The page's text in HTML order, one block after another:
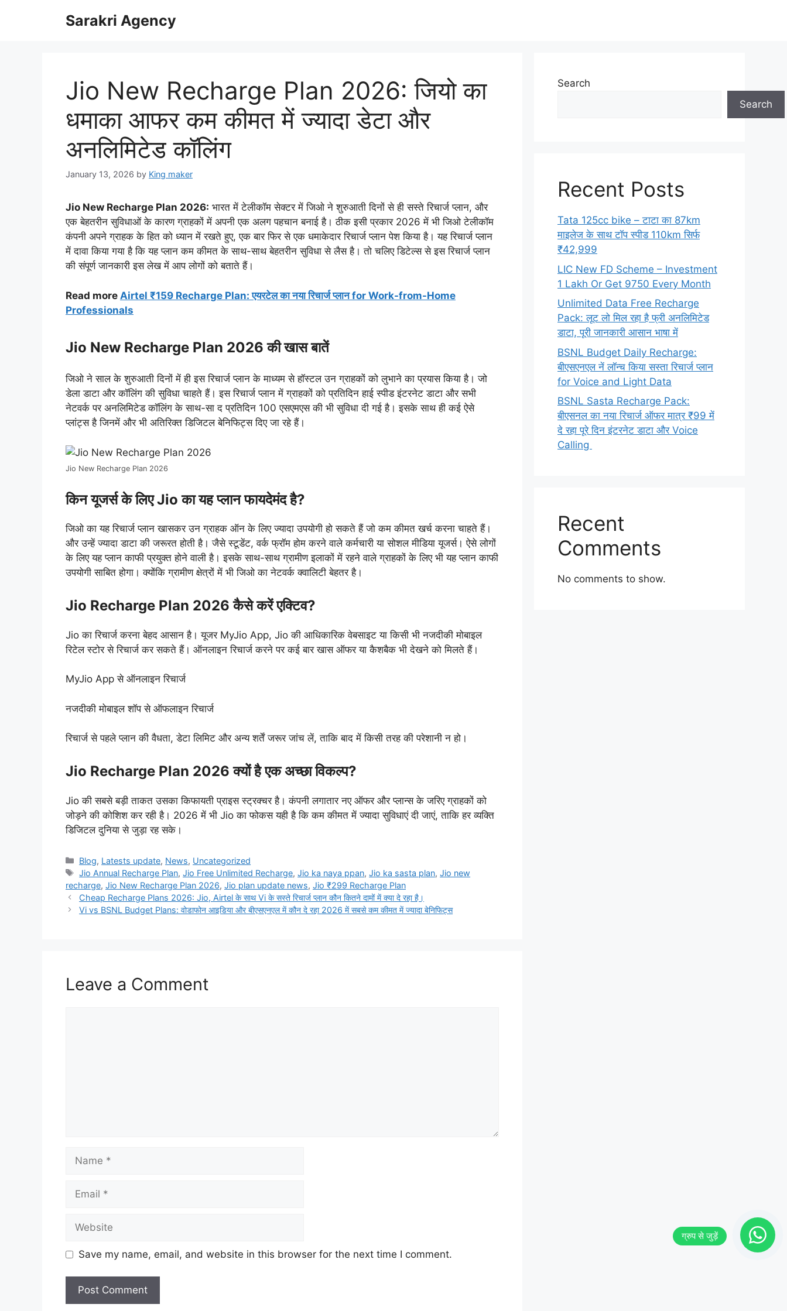
Sarakri Agency
Jio New Recharge Plan 2026: जियो का
धमाका आफर कम कीमत में ज्यादा डेटा और
अनलिमिटेड कॉलिंग
January 13, 2026 by King maker
Jio New Recharge Plan 2026: भारत में टेलीकॉम सेक्टर में जिओ ने शुरुआती दिनों से ही सस्ते रिचार्ज प्लान, और
एक बेहतरीन सुविधाओं के कारण ग्राहकों में अपनी एक अलग पहचान बनाई है। ठीक इसी प्रकार 2026 में भी जिओ टेलीकॉम
कंपनी अपने ग्राहक के हित को ध्यान में रखते हुए, एक बार फिर से एक धमाकेदार रिचार्ज प्लान पेश किया है। यह रिचार्ज प्लान
में दावा किया गया है कि यह प्लान कम कीमत के साथ-साथ बेहतरीन सुविधा से लैस है। तो चलिए डिटेल्स से इस रिचार्ज प्लान
की संपूर्ण जानकारी इस लेख में आप लोगों को बताते हैं।
Read more Airtel ₹159 Recharge Plan: एयरटेल का नया रिचार्ज प्लान for Work-from-Home
Professionals
Jio New Recharge Plan 2026 की खास बातें
जिओ ने साल के शुरुआती दिनों में ही इस रिचार्ज प्लान के माध्यम से हॉस्टल उन ग्राहकों को लुभाने का प्रयास किया है। जो
डेला डाटा और कॉलिंग की सुविधा चाहते हैं। इस रिचार्ज प्लान में ग्राहकों को प्रतिदिन हाई स्पीड इंटरनेट डाटा और सभी
नेटवर्क पर अनलिमिटेड कॉलिंग के साथ-सा द प्रतिदिन 100 एसएमएस की भी सुविधा दी गई है। इसके साथ ही कई ऐसे
प्लांट्स है जिनमें और भी अतिरिक्त डिजिटल बेनिफिट्स दिए जा रहे हैं।
Jio New Recharge Plan 2026
किन यूजर्स के लिए Jio का यह प्लान फायदेमंद है?
जिओ का यह रिचार्ज प्लान खासकर उन ग्राहक ऑन के लिए ज्यादा उपयोगी हो सकते हैं जो कम कीमत खर्च करना चाहते हैं।
और उन्हें ज्यादा डाटा की जरूरत होती है। जैसे स्टूडेंट, वर्क फ्रॉम होम करने वाले कर्मचारी या सोशल मीडिया यूजर्स। ऐसे लोगों
के लिए यह प्लान काफी प्रयुक्त होने वाली है। इसके साथ-साथ ग्रामीण इलाकों में रहने वाले ग्राहकों के लिए भी यह प्लान काफी
उपयोगी साबित होगा। क्योंकि ग्रामीण क्षेत्रों में भी जिओ का नेटवर्क क्वालिटी बेहतर है।
Jio Recharge Plan 2026 कैसे करें एक्टिव?
Jio का रिचार्ज करना बेहद आसान है। यूजर MyJio App, Jio की आधिकारिक वेबसाइट या किसी भी नजदीकी मोबाइल
रिटेल स्टोर से रिचार्ज कर सकते हैं। ऑनलाइन रिचार्ज करने पर कई बार खास ऑफर या कैशबैक भी देखने को मिलते हैं।
MyJio App से ऑनलाइन रिचार्ज
नजदीकी मोबाइल शॉप से ऑफलाइन रिचार्ज
रिचार्ज से पहले प्लान की वैधता, डेटा लिमिट और अन्य शर्तें जरूर जांच लें, ताकि बाद में किसी तरह की परेशानी न हो।
Jio Recharge Plan 2026 क्यों है एक अच्छा विकल्प?
Jio की सबसे बड़ी ताकत उसका किफायती प्राइस स्ट्रक्चर है। कंपनी लगातार नए ऑफर और प्लान्स के जरिए ग्राहकों को
जोड़ने की कोशिश कर रही है। 2026 में भी Jio का फोकस यही है कि कम कीमत में ज्यादा सुविधाएं दी जाएं, ताकि हर व्यक्ति
डिजिटल दुनिया से जुड़ा रह सके।
Categories
Blog, Latests update, News, Uncategorized
Tags
Jio Annual Recharge Plan,Jio Free Unlimited Recharge,Jio ka naya ppan,Jio ka sasta plan,Jio new
recharge, Jio New Recharge Plan 2026, Jio plan update news, Jio ₹299 Recharge Plan
Cheap Recharge Plans 2026: Jio, Airtel के साथ Vi के सस्ते रिचार्ज प्लान कौन कितने दामों में क्या दे रहा है।
Vi vs BSNL Budget Plans: वोडाफोन आइडिया और बीएसएनएल में कौन दे रहा 2026 में सबसे कम कीमत में ज्यादा बेनिफिट्स
Leave a Comment
Save my name, email, and website in this browser for the next time I comment.
Search
Search
Recent Posts
Tata 125cc bike – टाटा का 87km
माइलेज के साथ टॉप स्पीड 110km सिर्फ
₹42,999
LIC New FD Scheme – Investment
1 Lakh Or Get 9750 Every Month
Unlimited Data Free Recharge
Pack: लूट लो मिल रहा है फ्री अनलिमिटेड
डाटा, पूरी जानकारी आसान भाषा में
BSNL Budget Daily Recharge:
बीएसएनएल नें लॉन्च किया सस्ता रिचार्ज प्लान
for Voice and Light Data
BSNL Sasta Recharge Pack:
बीएसनल का नया रिचार्ज ऑफर मात्र ₹99 में
दे रहा पूरे दिन इंटरनेट डाटा और Voice
Calling
Recent
Comments
No comments to show.